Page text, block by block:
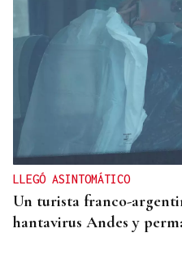
LLEGÓ ASINTOMÁTICO
Un turista franco-
hantavirus Andes y